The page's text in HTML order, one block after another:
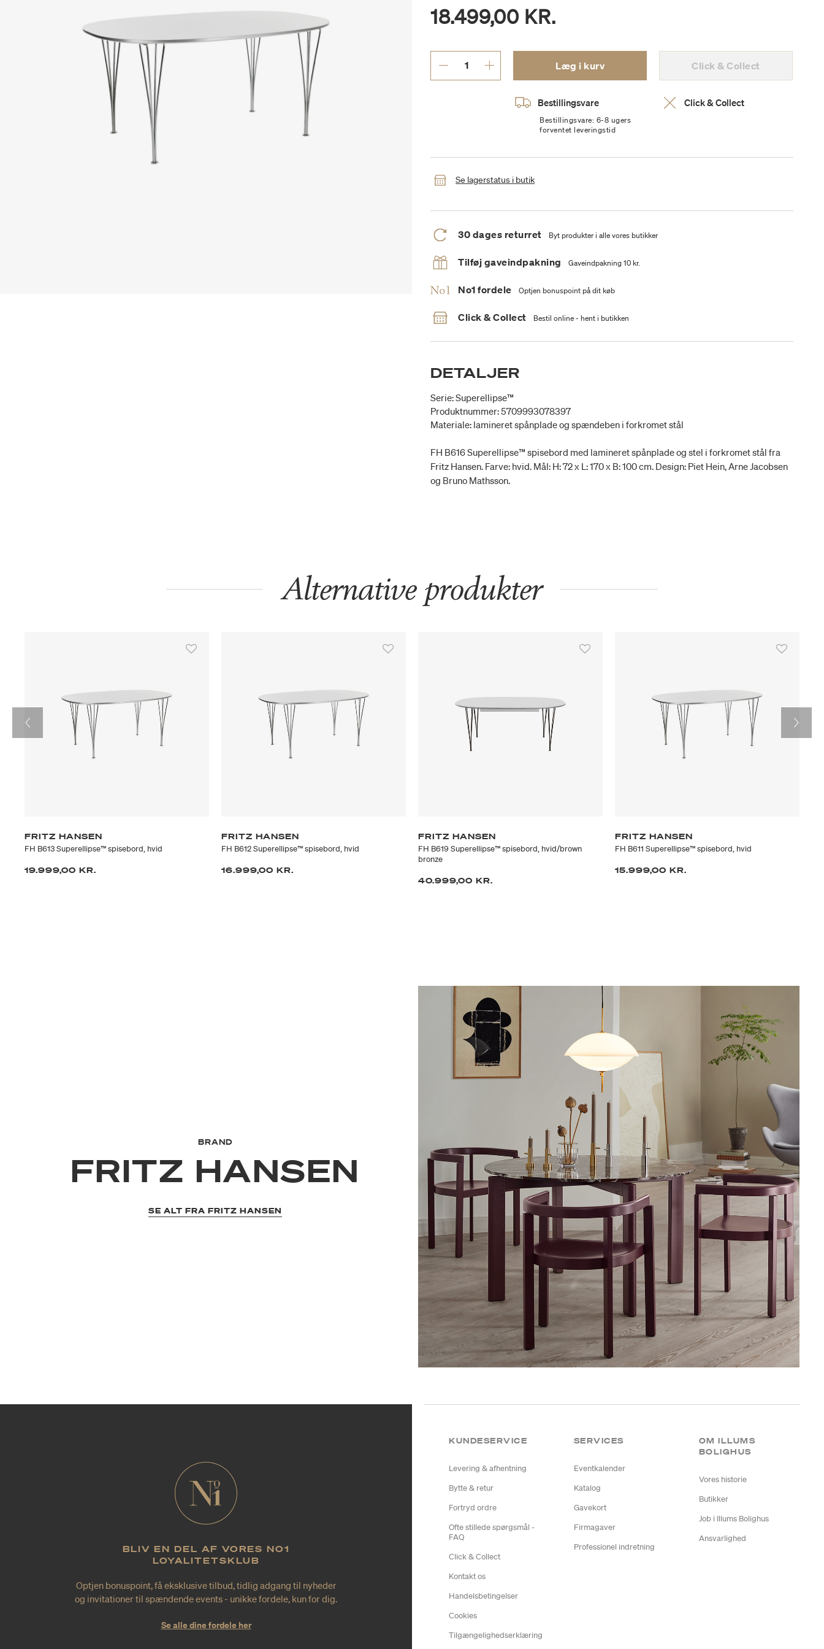
18.499,00 KR.
Læg i kurv Click & Collect
Bestillingsvare
Bestillingsvare: 6-8 ugers
forventet leveringstid
Click & Collect
Se lagerstatus i butik
30 dages returret Byt produkter i alle vores butikker
Tilføj gaveindpakning Gaveindpakning 10 kr.
No1 fordele Optjen bonuspoint på dit køb
Click & Collect Bestil online - hent i butikken
DETALJER
Serie: Superellipse™
Produktnummer: 5709993078397
Materiale: lamineret spånplade og spændeben i forkromet stål
FH B616 Superellipse™ spisebord med lamineret spånplade og stel i forkromet stål fra
Fritz Hansen. Farve: hvid. Mål: H: 72 x L: 170 x B: 100 cm. Design: Piet Hein, Arne Jacobsen
og Bruno Mathsson.
Alternative produkter
FRITZ HANSEN
FH B613 Superellipse™ spisebord, hvid
19.999,00 KR.
FRITZ HANSEN
FH B612 Superellipse™ spisebord, hvid
16.999,00 KR.
FRITZ HANSEN
FH B619 Superellipse™ spisebord, hvid/brown
bronze
40.999,00 KR.
FRITZ HANSEN
FH B611 Superellipse™ spisebord, hvid
15.999,00 KR.
BRAND
FRITZ HANSEN
SE ALT FRA FRITZ HANSEN
BLIV EN DEL AF VORES NO1
LOYALITETSKLUB
Optjen bonuspoint, få eksklusive tilbud, tidlig adgang til nyheder
og invitationer til spændende events - unikke fordele, kun for dig.
Se alle dine fordele her
KUNDESERVICE
Levering & afhentning
Bytte & retur
Fortryd ordre
Ofte stillede spørgsmål -
FAQ
Click & Collect
Kontakt os
Handelsbetingelser
Cookies
Tilgængelighedserklæring
SERVICES
Eventkalender
Katalog
Gavekort
Firmagaver
Professionel indretning
OM ILLUMS
BOLIGHUS
Vores historie
Butikker
Job i Illums Bolighus
Ansvarlighed